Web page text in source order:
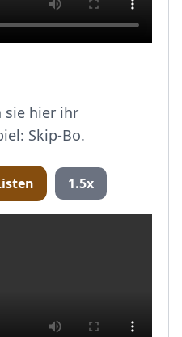
sie hier ihr
Skip-Bo.
1.5x